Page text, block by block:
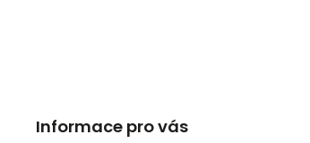
Informace pro vás